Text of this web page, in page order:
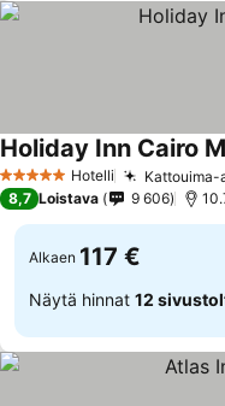
5 Tähtiluokitus
Hotelli Kattouima-
Holiday Inn Cairo
8,7 Loistava 9 606
Alkaen 117 €
Näytä hinnat 12